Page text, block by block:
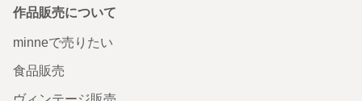
作品販売について
minneで売りたい
食品販売